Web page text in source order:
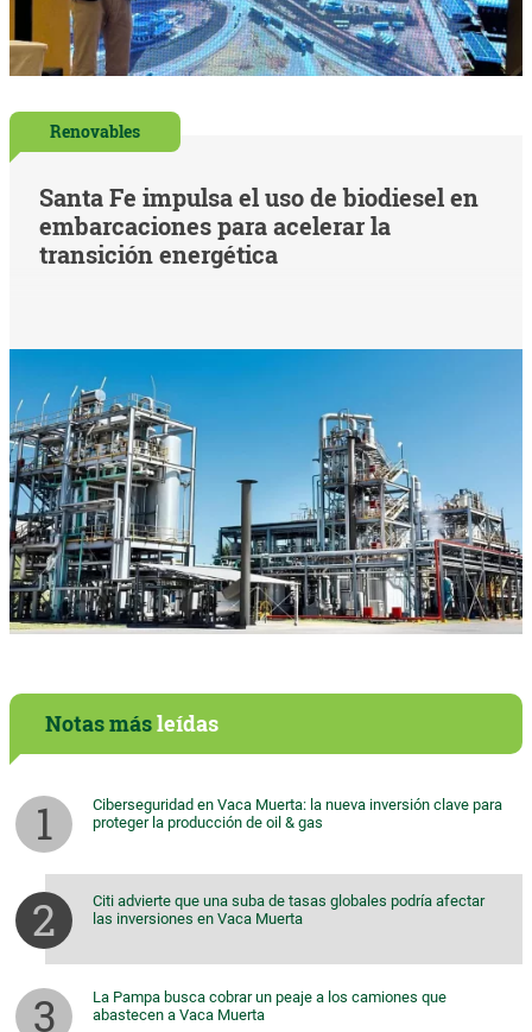
Renovables
Santa Fe impulsa el uso de biodiesel en
embarcaciones para acelerar la
transición energética
Notas másleídas
Ciberseguridad en Vaca Muerta: la nueva inversión clave para
proteger la producción de oil & gas
Citi advierte que una suba de tasas globales podría afectar
las inversiones en Vaca Muerta
La Pampa busca cobrar un peaje a los camiones que
abastecen a Vaca Muerta